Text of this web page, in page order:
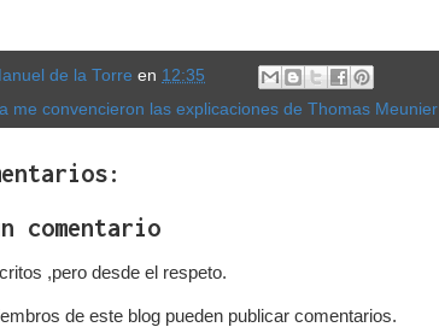
de la Torre en 12:35
me convencieron las explicaciones de Thomas Meunier
comentario
,pero desde el respeto.
de este blog pueden publicar comentarios.